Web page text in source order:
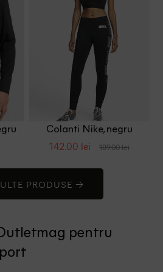
Colanti Nike, negru
142.00 lei 189.00 lei
PRODUSE →
pentru